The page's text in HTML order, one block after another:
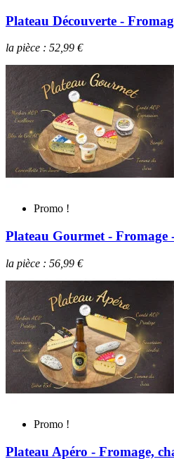
Plateau Découverte -
la pièce : 52,99 €
Promo !
Plateau Gourmet - Fromage
la pièce : 56,99 €
Promo !
Plateau Apéro - Fromage,